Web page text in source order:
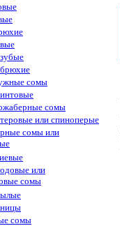
сомы
сомы
или спиноперые
сомы или
или
сомы
сомы